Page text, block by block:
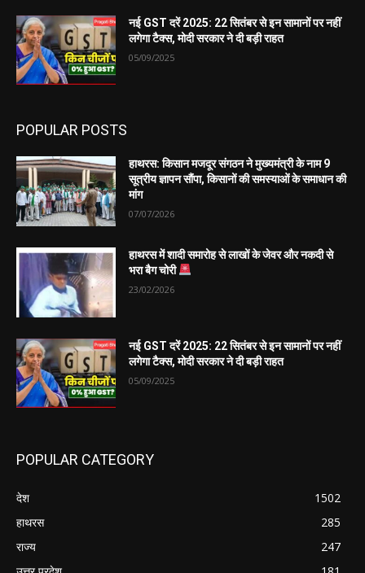
नई GST दरें 2025: 22 सितंबर से इन सामानों पर नहीं
लगेगा टैक्स, मोदी सरकार ने दी बड़ी राहत
05/09/2025
POPULAR POSTS
हाथरस: किसान मजदूर संगठन ने मुख्यमंत्री के नाम 9
सूत्रीय ज्ञापन सौंपा, किसानों की समस्याओं के समाधान की
मांग
07/07/2026
हाथरस में शादी समारोह से लाखों के जेवर और नकदी से
भरा बैग चोरी
23/02/2026
नई GST दरें 2025: 22 सितंबर से इन सामानों पर नहीं
लगेगा टैक्स, मोदी सरकार ने दी बड़ी राहत
05/09/2025
POPULAR CATEGORY
देश
1502
हाथरस
285
राज्य
247